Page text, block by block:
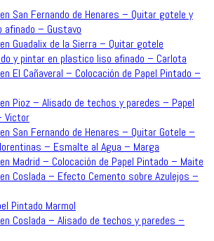
San Fernando de Henares – Quitar gotele y
afinado – Gustavo
Guadalix de la Sierra – Quitar gotele
y pintar en plastico liso afinado – Carlota
El Cañaveral – Colocación de Papel Pintado –
Pioz – Alisado de techos y paredes – Papel
Victor
San Fernando de Henares – Quitar Gotele –
– Esmalte al Agua – Marga
Madrid – Colocación de Papel Pintado – Maite
Coslada – Efecto Cemento sobre Azulejos –
Pintado Marmol
Coslada – Alisado de techos y paredes –